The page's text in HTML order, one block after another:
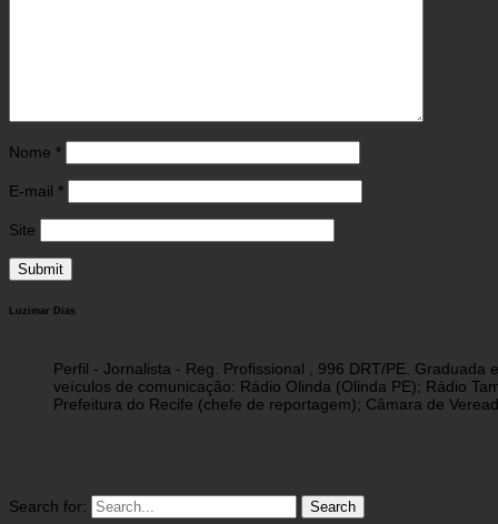
Nome *
E-mail *
Site
Luzimar Dias
Perfil - Jornalista - Reg. Profissional , 996 DRT/PE.
veículos de comunicação: Rádio Olinda (Olinda PE); Rádio
Prefeitura do Recife (chefe de reportagem); Câmara de
Search for: